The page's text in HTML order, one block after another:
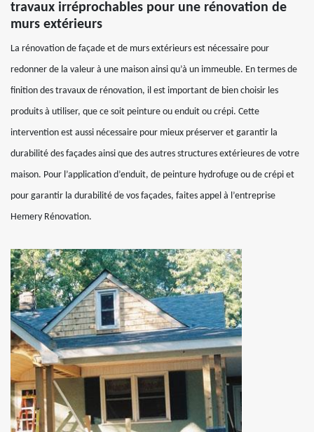
travaux irréprochables pour une rénovation de
murs extérieurs
La rénovation de façade et de murs extérieurs est nécessaire pour
redonner de la valeur à une maison ainsi qu’à un immeuble. En termes de
finition des travaux de rénovation, il est important de bien choisir les
produits à utiliser, que ce soit peinture ou enduit ou crépi. Cette
intervention est aussi nécessaire pour mieux préserver et garantir la
durabilité des façades ainsi que des autres structures extérieures de votre
maison. Pour l’application d’enduit, de peinture hydrofuge ou de crépi et
pour garantir la durabilité de vos façades, faites appel à l’entreprise
Hemery Rénovation.